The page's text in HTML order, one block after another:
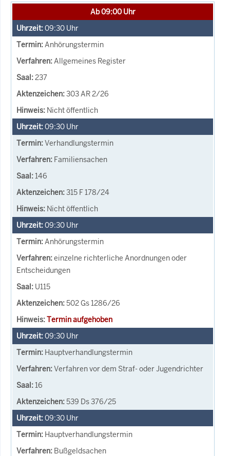
Ab 09:00 Uhr
09:30 Uhr
Anhörungstermin
Allgemeines Register
237
303 AR 2/26
Nicht öffentlich
09:30 Uhr
Verhandlungstermin
Familiensachen
146
315 F 178/24
Nicht öffentlich
09:30 Uhr
Anhörungstermin
einzelne richterliche Anordnungen oder
Entscheidungen
U115
502 Gs 1286/26
Termin aufgehoben
09:30 Uhr
Hauptverhandlungstermin
Verfahren vor dem Straf- oder Jugendrichter
16
539 Ds 376/25
09:30 Uhr
Hauptverhandlungstermin
Bußgeldsachen